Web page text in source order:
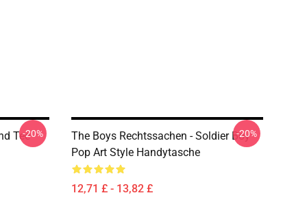
Tee-20%
The Boys Rechtssachen - Soldier Boy
Pop Art Style Handytasche
12,71 £ - 13,82 £
-20%